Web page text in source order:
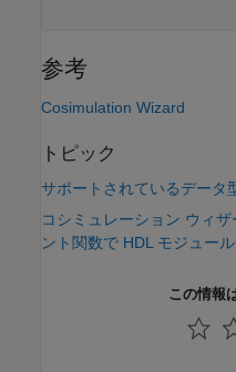
参考
Cosimulation Wizard
トピック
サポートされているデータ
コシミュレーション ウィ
ント関数で HDL モジュー
この情報